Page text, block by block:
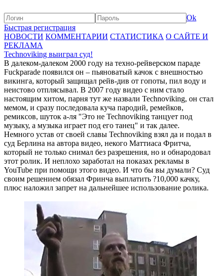
Ok
Быстрая регистрация
НОВОСТИ КОММЕНТАРИИ СТАТИСТИКА О САЙТЕ И
РЕКЛАМА
Technoviking выиграл суд!
В далеком-далеком 2000 году на техно-рейверском параде
Fuckparade появился он – пьяноватый качок с внешностью
викинга, который защищал рейв-див от гопоты, пил воду и
неистово отплясывал. В 2007 году видео с ним стало
настоящим хитом, парня тут же назвали Technoviking, он стал
мемом, и сразу последовала куча пародий, ремейков,
ремиксов, шуток а-ля "Это не Technoviking танцует под
музыку, а музыка играет под его танец" и так далее.
Немного устав от своей славы Technoviking взял да и подал в
суд Берлина на автора видео, некого Маттиаса Фритча,
который не только снимал без разрешения, но и обнародовал
этот ролик. И неплохо заработал на показах рекламы в
YouTube при помощи этого видео. И что бы вы думали? Суд
своим решением обязал Фринча выплатить ?10,000 качку,
плюс наложил запрет на дальнейшее использование ролика.